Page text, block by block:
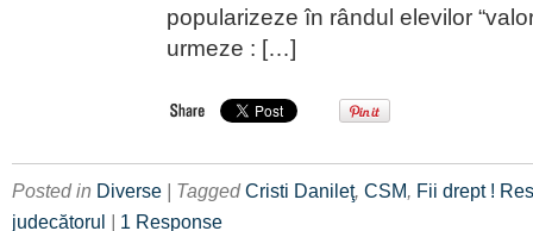
popularizeze în rândul elevilor
urmeze : […]
Posted in Diverse | TaggedCristi Danileţ, CSM, Fii drept !
judecătorul | 1 Response